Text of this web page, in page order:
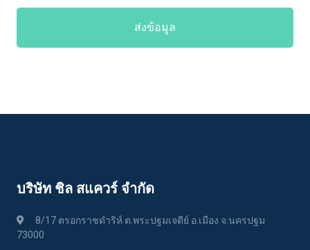
ส่งข้อมูล
บริษัท ชิล สแควร์ จำกัด
8/17 ตรอกราชดำริห์ ต.พระปฐมเจดีย์ อ.เมือง จ.นครปฐม
73000